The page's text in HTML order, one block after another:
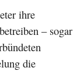
ihre
– sogar
die